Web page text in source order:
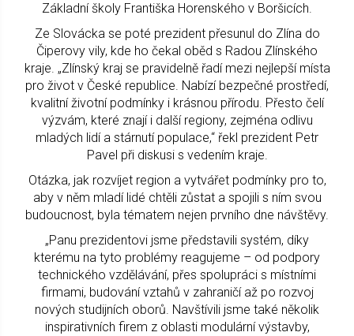
Základní školy Františka Horenského v Boršicích.
Ze Slovácka se poté prezident přesunul do Zlína do
Čiperovy vily, kde ho čekal oběd s Radou Zlínského
kraje. „Zlínský kraj se pravidelně řadí mezi nejlepší místa
pro život v České republice. Nabízí bezpečné prostředí,
kvalitní životní podmínky i krásnou přírodu. Přesto čelí
výzvám, které znají i další regiony, zejména odlivu
mladých lidí a stárnutí populace,“ řekl prezident Petr
Pavel při diskusi s vedením kraje.
Otázka, jak rozvíjet region a vytvářet podmínky pro to,
aby v něm mladí lidé chtěli zůstat a spojili s ním svou
budoucnost, byla tématem nejen prvního dne návštěvy.
„Panu prezidentovi jsme představili systém, díky
kterému na tyto problémy reagujeme – od podpory
technického vzdělávání, přes spolupráci s místními
firmami, budování vztahů v zahraničí až po rozvoj
nových studijních oborů. Navštívili jsme také několik
inspirativních firem z oblasti modulární výstavby,